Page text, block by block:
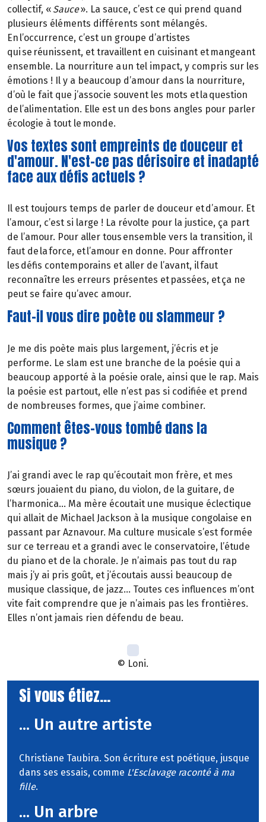
collectif, « Sauce». La sauce, c’est ce qui prend quand
plusieurs éléments différents sont mélangés.
En l’occurrence, c’est un groupe d’artistes
qui se réunissent, et travaillent en cuisinant et mangeant
ensemble. La nourriture a un tel impact, y compris sur les
émotions ! Il y a beaucoup d’amour dans la nourriture,
d’où le fait que j’associe souvent les mots et la question
de l’alimentation. Elle est un des bons angles pour parler
écologie à tout le monde.
Vos textes sont empreints de douceur et
d'amour. N'est-ce pas dérisoire et inadapté
face aux défis actuels ?
Il est toujours temps de parler de douceur et d’amour. Et
l’amour, c’est si large ! La révolte pour la justice, ça part
de l’amour. Pour aller tous ensemble vers la transition, il
faut de la force, et l’amour en donne. Pour affronter
les défis contemporains et aller de l’avant, il faut
reconnaître les erreurs présentes et passées, et ça ne
peut se faire qu’avec amour.
Faut-il vous dire poète ou slammeur ?
Je me dis poète mais plus largement, j’écris et je
performe. Le slam est une branche de la poésie qui a
beaucoup apporté à la poésie orale, ainsi que le rap. Mais
la poésie est partout, elle n’est pas si codifiée et prend
de nombreuses formes, que j’aime combiner.
Comment êtes-vous tombé dans la
musique ?
J’ai grandi avec le rap qu’écoutait mon frère, et mes
sœurs jouaient du piano, du violon, de la guitare, de
l’harmonica… Ma mère écoutait une musique éclectique
qui allait de Michael Jackson à la musique congolaise en
passant par Aznavour. Ma culture musicale s’est formée
sur ce terreau et a grandi avec le conservatoire, l’étude
du piano et de la chorale. Je n’aimais pas tout du rap
mais j’y ai pris goût, et j’écoutais aussi beaucoup de
musique classique, de jazz… Toutes ces influences m’ont
vite fait comprendre que je n’aimais pas les frontières.
Elles n’ont jamais rien défendu de beau.
© Loni.
Si vous étiez...
... Un autre artiste
Christiane Taubira. Son écriture est poétique, jusque
dans ses essais, comme L'Esclavage raconté à ma
fille.
... Un arbre